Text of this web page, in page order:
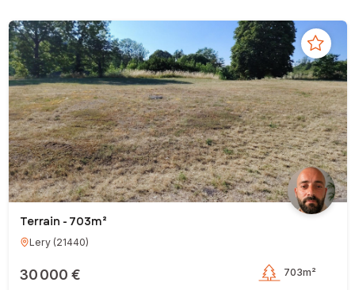
Terrain - 703m²
Lery(21440)
30 000 € 703m²